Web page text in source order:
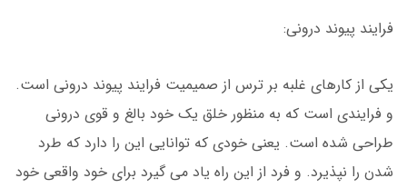
فرایند پیوند درونی:
یکی از کارهای غلبه بر ترس از صمیمیت فرایند پیوند درونی است.
و فرایندی است که به منظور خلق یک خود بالغ و قوی درونی
طراحی شده است. یعنی خودی که توانایی این را دارد که طرد
شدن را نپذیرد. و فرد از این راه یاد می گیرد برای خود واقعی خود